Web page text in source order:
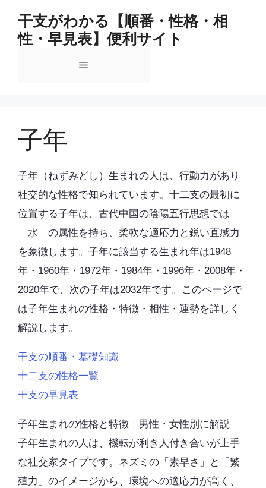
干支がわかる【順番・性格・相
性・早見表】便利サイト
メ
ー
子年
子年（ねずみどし）生まれの人は、行動力があり
社交的な性格で知られています。十二支の最初に
位置する子年は、古代中国の陰陽五行思想では
「水」の属性を持ち、柔軟な適応力と鋭い直感力
を象徴します。子年に該当する生まれ年は1948
年・1960年・1972年・1984年・1996年・2008年・
2020年で、次の子年は2032年です。このページで
は子年生まれの性格・特徴・相性・運勢を詳しく
解説します。
干支の順番・基礎知識
十二支の性格一覧
干支の早見表
子年生まれの性格と特徴｜男性・女性別に解説
子年生まれの人は、機転が利き人付き合いが上手
な社交家タイプです。ネズミの「素早さ」と「繁
殖力」のイメージから、環境への適応力が高く、